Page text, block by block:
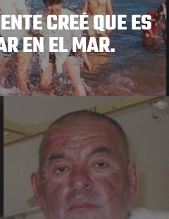
CREÉ QUE ES
EN EL MAR.